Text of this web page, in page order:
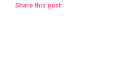
Share this post: